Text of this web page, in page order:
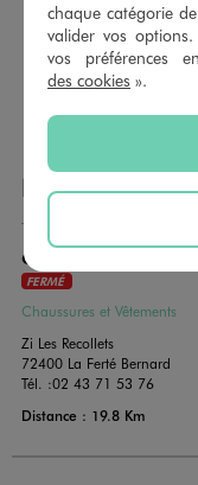
Nous vous
montant au
GÉMO sont
payer vos
NOS AUTRES
GEMO LA FERTE
FERMÉ
Chaussures et Vêtements
Zi Les Recollets
72400 La Ferté Bernard
Tél. :02 43 71 53 76
Distance : 19.8 Km
chaque catégorie
valider vos
vos préférences
des cookies ».